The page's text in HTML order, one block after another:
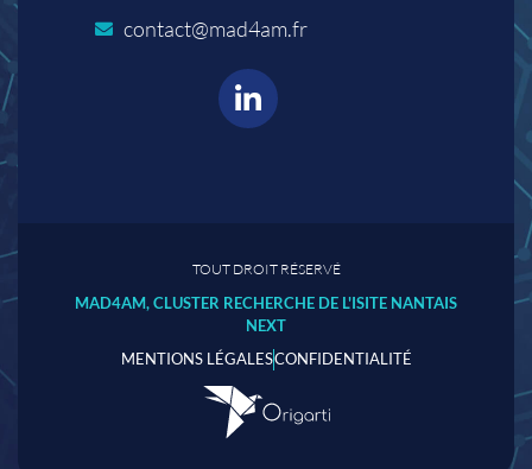
contact@mad4am.fr
TOUT DROIT RÉSERVÉ
MAD4AM, CLUSTER RECHERCHE DE L'ISITE NANTAIS
NEXT
MENTIONS LÉGALESCONFIDENTIALITÉ